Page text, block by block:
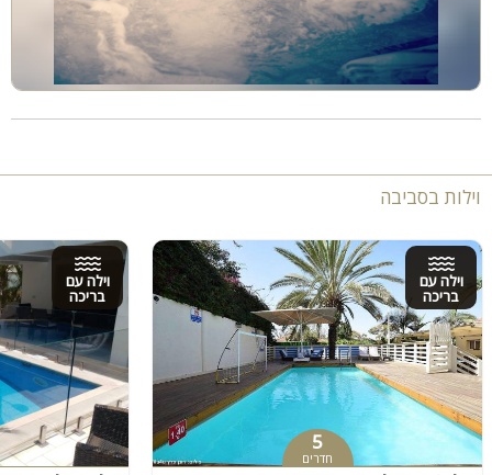
וילות בסביבה
וילה עם
בריכה
5
חדרים
וילה עם
בריכה